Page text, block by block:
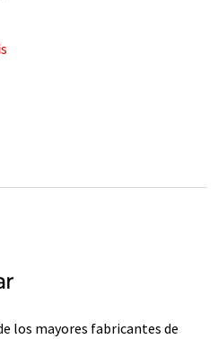
los mayores fabricantes de